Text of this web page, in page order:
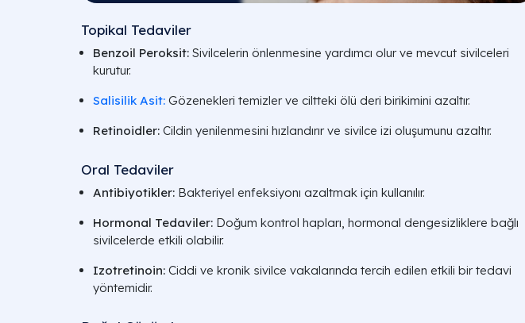
Topikal Tedaviler
Benzoil Peroksit: Sivilcelerin önlenmesine yardımcı olur ve mevcut sivilceleri
kurutur.
Salisilik Asit: Gözenekleri temizler ve ciltteki ölü deri birikimini azaltır.
Retinoidler: Cildin yenilenmesini hızlandırır ve sivilce izi oluşumunu azaltır.
Oral Tedaviler
Antibiyotikler: Bakteriyel enfeksiyonı azaltmak için kullanılır.
Hormonal Tedaviler: Doğum kontrol hapları, hormonal dengesizliklere bağlı
sivilcelerde etkili olabilir.
Izotretinoin: Ciddi ve kronik sivilce vakalarında tercih edilen etkili bir tedavi
yöntemidir.